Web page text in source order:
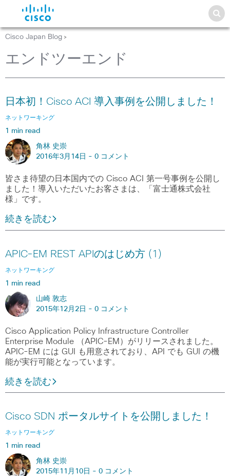
Cisco Japan Blog >
エンドツーエンド
日本初！Cisco ACI 導入事例を公開しました！
ネットワーキング
1 min read
角林 史崇
2016年3月14日 - 0 コメント
皆さま待望の日本国内での Cisco ACI 第一号事例を公開し
ました！導入いただいたお客さまは、「富士通株式会社
様」です。
続きを読む
APIC-EM REST APIのはじめ方 (1)
ネットワーキング
1 min read
山崎 敦志
2015年12月2日 - 0 コメント
Cisco Application Policy Infrastructure Controller
Enterprise Module （APIC-EM）がリリースされました。
APIC-EM には GUI も用意されており、API でも GUI の機
能が実行可能となっています。
続きを読む
Cisco SDN ポータルサイトを公開しました！
ネットワーキング
1 min read
角林 史崇
2015年11月10日 - 0 コメント